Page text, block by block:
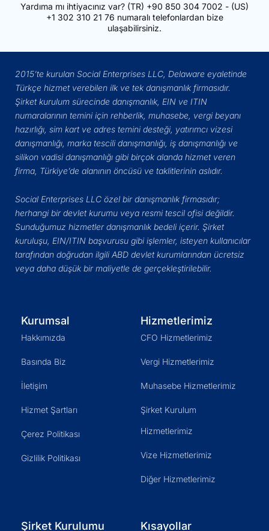
Yardıma mı ihtiyacınız var? (TR) +90 850 304 7002 - (US)
+1 302 310 21 76 numaralı telefonlardan bize
ulaşabilirsiniz.
2015’te kurulan Social Enterprises LLC, Delaware eyaletinde
Türkçe hizmet verebilen ilk ve tek danışmanlık firmasıdır.
Şirket kurulum sürecinde danışmanlık, EIN ve ITIN
numaralarının temini için rehberlik, muhasebe, vergi beyanı
hazırlığı, sim kart ve adres temini desteği, yatırımcı vizesi
danışmanlığı, marka tescili danışmanlığı, iş danışmanlığı ve
silikon vadisi danışmanlığı gibi birçok alanda hizmet veren
firma, Türkiye’de alanının öncüsü ve taklitlerinin aslıdır.
Social Enterprises LLC özel bir danışmanlık firmasıdır;
herhangi bir devlet kurumu veya resmi tescil ofisi değildir.
Sunduğumuz hizmetler danışmanlık bedeli içerir. Şirket
kuruluşu, EIN/ITIN başvurusu gibi işlemler, isteyen kullanıcılar
tarafından doğrudan ilgili ABD devlet kurumlarından ücretsiz
veya daha düşük bir maliyetle de gerçekleştirilebilir.
Kurumsal
Hakkımızda
Basında Biz
İletişim
Hizmet Şartları
Çerez Politikası
Gizlilik Politikası
Hizmetlerimiz
CFO Hizmetlerimiz
Vergi Hizmetlerimiz
Muhasebe Hizmetlerimiz
Şirket Kurulum
Hizmetlerimiz
Vize Hizmetlerimiz
Diğer Hizmetlerimiz
Şirket Kurulumu Kısayollar